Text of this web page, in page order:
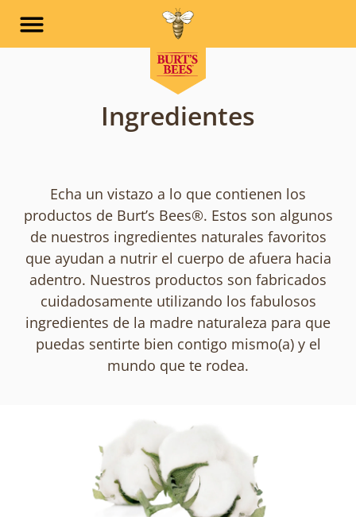
Ingredientes
Echa un vistazo a lo que contienen los
productos de Burt’s Bees®. Estos son algunos
de nuestros ingredientes naturales favoritos
que ayudan a nutrir el cuerpo de afuera hacia
adentro. Nuestros productos son fabricados
cuidadosamente utilizando los fabulosos
ingredientes de la madre naturaleza para que
puedas sentirte bien contigo mismo(a) y el
mundo que te rodea.